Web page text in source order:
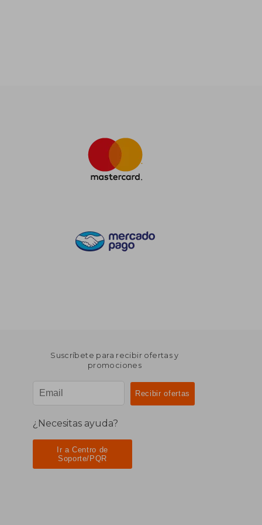
Suscríbete para recibir ofertas y
promociones
¿Necesitas ayuda?
Ir a Centro de
Soporte/PQR